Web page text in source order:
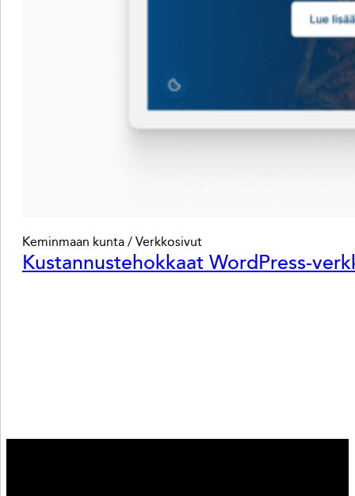
Keminmaan kunta / Verkkosivut
Kustannustehokkaat WordPress-